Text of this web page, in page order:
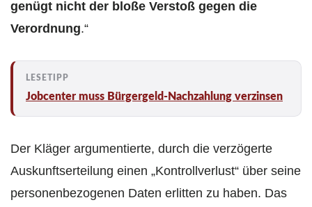
genügt nicht der bloße Verstoß gegen die
Verordnung.“
Jobcenter muss Bürgergeld-Nachzahlung verzinsen
Der Kläger argumentierte, durch die verzögerte
Auskunftserteilung einen „Kontrollverlust“ über seine
personenbezogenen Daten erlitten zu haben. Das